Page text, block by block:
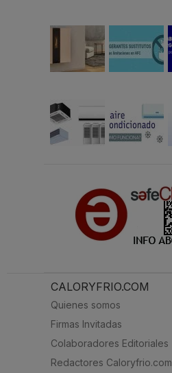
CALORYFRIO.COM
Quienes somos
Firmas Invitadas
Colaboradores Editoriales
Redactores Caloryfrio.com